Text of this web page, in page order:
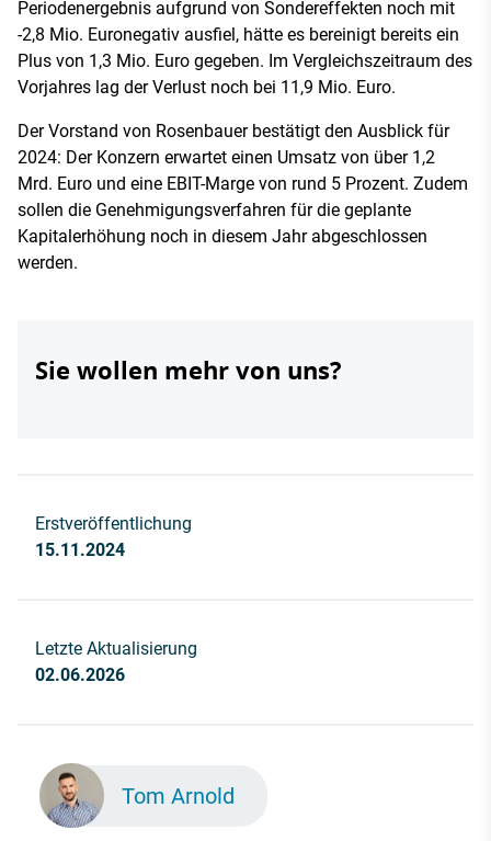
Periodenergebnis aufgrund von Sondereffekten noch mit
-2,8 Mio. Euronegativ ausfiel, hätte es bereinigt bereits ein
Plus von 1,3 Mio. Euro gegeben. Im Vergleichszeitraum des
Vorjahres lag der Verlust noch bei 11,9 Mio. Euro.
Der Vorstand von Rosenbauer bestätigt den Ausblick für
2024: Der Konzern erwartet einen Umsatz von über 1,2
Mrd. Euro und eine EBIT-Marge von rund 5 Prozent. Zudem
sollen die Genehmigungsverfahren für die geplante
Kapitalerhöhung noch in diesem Jahr abgeschlossen
werden.
Sie wollen mehr von uns?
Erstveröffentlichung
15.11.2024
Letzte Aktualisierung
02.06.2026
Tom Arnold